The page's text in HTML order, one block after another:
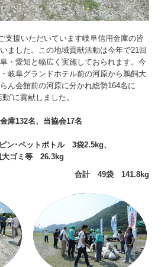
支援いただいています岐阜信用金庫の皆
ました。この地域貢献活動は今年で21回
・愛知と幅広く実施しておられます。今
岐阜グランドホテル前の河原から鵜飼大
ん会館前の河原に分かれ総勢164名に
”に貢献しました。
庫132名、当協会17名
･ペットボトル 3袋2.5kg、
大ゴミ等 26.3kg
合計 49袋 141.8kg